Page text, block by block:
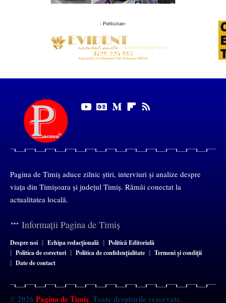
- Publicitate-
Pagina de Timiș aduce zilnic știri, interviuri și analize despre
viața din Timișoara și județul Timiș. Rămâi conectat la
actualitatea locală.
Informații Pagina de Timiș
Despre noi Echipa redacțională
Politică Editorială
Politica de corecturi
Politica de confidențialitate
Termeni și condiții
Date de contact
© 2026 Pagina de Timiș. Toate drepturile rezervate.